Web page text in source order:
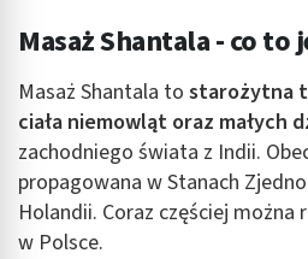
Masaż Shantala - co to
Masaż Shantala to starożytna
ciała niemowląt oraz małych
zachodniego świata z Indii.
propagowana w Stanach
Holandii. Coraz częściej można
w Polsce.